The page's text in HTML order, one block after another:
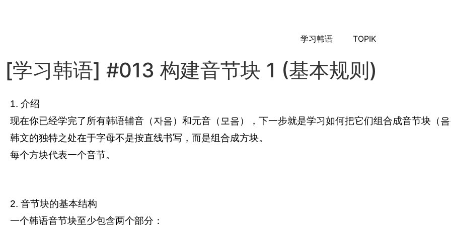
学习韩语 TOPIK
[学习韩语] #013 构建音节块 1 (基本规则)
1. 介绍
现在你已经学完了所有韩语辅音（자음）和元音（모음），下一步就是学习如何把它们组合成音节块（
韩文的独特之处在于字母不是按直线书写，而是组合成方块。
每个方块代表一个音节。
2. 音节块的基本结构
一个韩语音节块至少包含两个部分：